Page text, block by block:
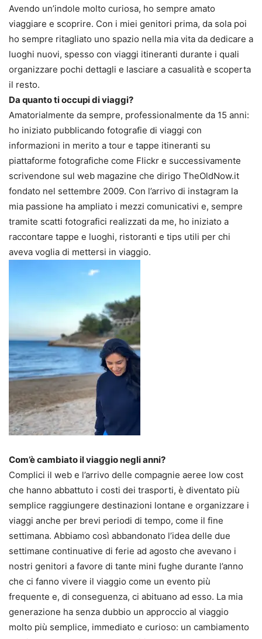
Avendo un’indole molto curiosa, ho sempre amato
viaggiare e scoprire. Con i miei genitori prima, da sola poi
ho sempre ritagliato uno spazio nella mia vita da dedicare a
luoghi nuovi, spesso con viaggi itineranti durante i quali
organizzare pochi dettagli e lasciare a casualità e scoperta
il resto.
Da quanto ti occupi di viaggi?
Amatorialmente da sempre, professionalmente da 15 anni:
ho iniziato pubblicando fotografie di viaggi con
informazioni in merito a tour e tappe itineranti su
piattaforme fotografiche come Flickr e successivamente
scrivendone sul web magazine che dirigo TheOldNow.it
fondato nel settembre 2009. Con l’arrivo di instagram la
mia passione ha ampliato i mezzi comunicativi e, sempre
tramite scatti fotografici realizzati da me, ho iniziato a
raccontare tappe e luoghi, ristoranti e tips utili per chi
aveva voglia di mettersi in viaggio.
Com’è cambiato il viaggio negli anni?
Complici il web e l’arrivo delle compagnie aeree low cost
che hanno abbattuto i costi dei trasporti, è diventato più
semplice raggiungere destinazioni lontane e organizzare i
viaggi anche per brevi periodi di tempo, come il fine
settimana. Abbiamo così abbandonato l’idea delle due
settimane continuative di ferie ad agosto che avevano i
nostri genitori a favore di tante mini fughe durante l’anno
che ci fanno vivere il viaggio come un evento più
frequente e, di conseguenza, ci abituano ad esso. La mia
generazione ha senza dubbio un approccio al viaggio
molto più semplice, immediato e curioso: un cambiamento